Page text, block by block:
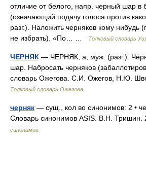
отличие от белого, напр. черный шар в
(означающий подачу голоса против
разг.). Наложить черняков кому нибудь
не избрать). «По… …
Толковый словарь
ЧЕРНЯК — ЧЕРНЯК, а, муж. (разг.).
шар. Набросать черняков
словарь Ожегова. С.И. Ожегов, Н.Ю.
Толковый словарь Ожегова
черняк — сущ., кол во синонимов: 2 •
Словарь синонимов ASIS. В.Н.
синонимов